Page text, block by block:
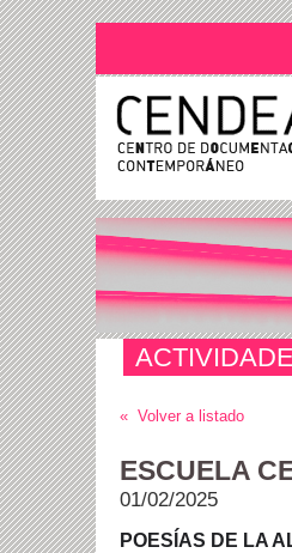
« Volver a listado
ESCUELA
01/02/2025
POESÍAS DE LA